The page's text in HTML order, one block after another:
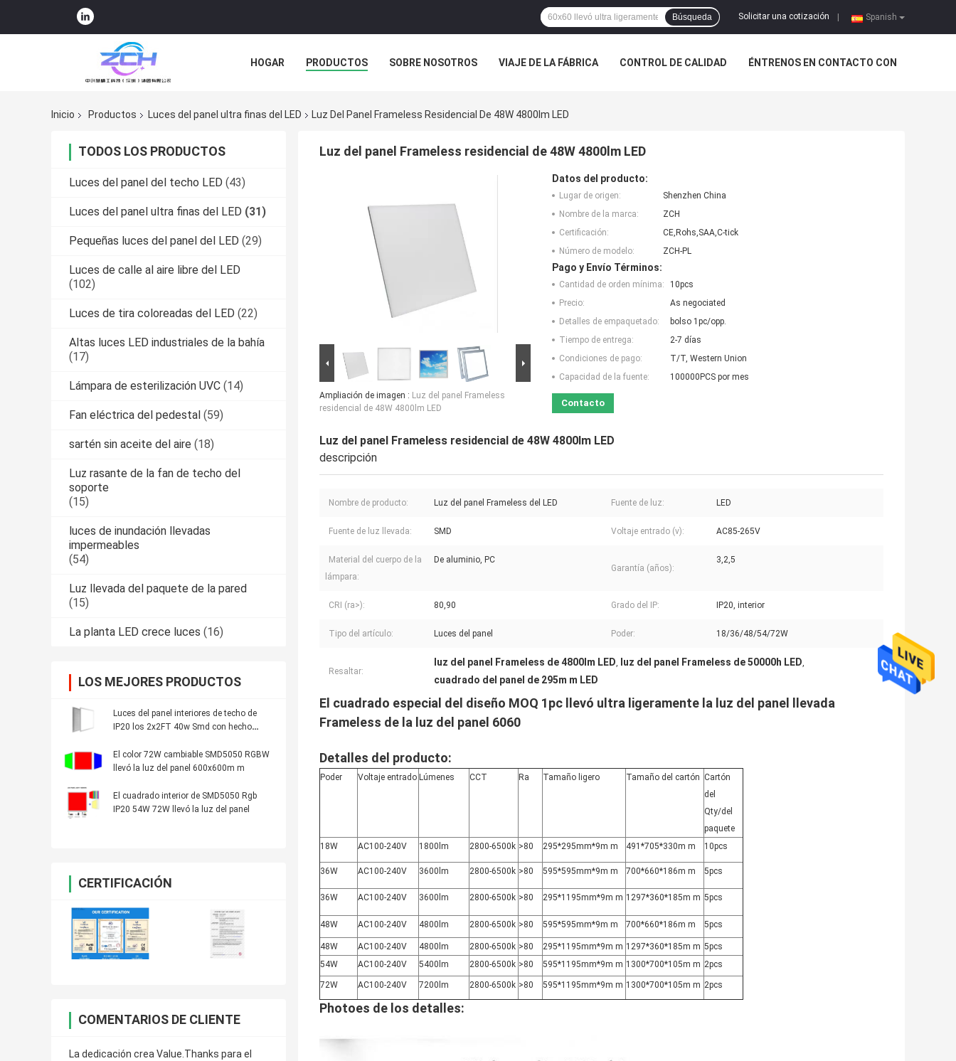
Spanish
Solicitar una cotización
Búsqueda
HOGAR PRODUCTOS SOBRE NOSOTROS VIAJE DE LA FÁBRICA CONTROL DE CALIDAD ÉNTRENOS EN CONTACTO CON
Inicio
Productos Luces del panel ultra finas del LED Luz Del Panel Frameless Residencial De 48W 4800lm LED
TODOS LOS PRODUCTOS
Luces del panel del techo LED (43)
Luces del panel ultra finas del LED (31)
Pequeñas luces del panel del LED (29)
Luces de calle al aire libre del LED
(102)
Luces de tira coloreadas del LED (22)
Altas luces LED industriales de la bahía
(17)
Lámpara de esterilización UVC (14)
Fan eléctrica del pedestal (59)
sartén sin aceite del aire (18)
Luz rasante de la fan de techo del
soporte
(15)
luces de inundación llevadas
impermeables
(54)
Luz llevada del paquete de la pared
(15)
La planta LED crece luces (16)
LOS MEJORES PRODUCTOS
Luces del panel interiores de techo de
IP20 los 2x2FT 40w Smd con hecho
El color 72W cambiable SMD5050 RGBW
llevó la luz del panel 600x600m m
El cuadrado interior de SMD5050 Rgb
IP20 54W 72W llevó la luz del panel
CERTIFICACIÓN
COMENTARIOS DE CLIENTE
La dedicación crea Value.Thanks para el
Luz del panel Frameless residencial de 48W 4800lm LED
Ampliación de imagen : Luz del panel Frameless
residencial de 48W 4800lm LED
Datos del producto:
Lugar de origen:
Shenzhen China
Nombre de la marca:
ZCH
Certificación:
CE,Rohs,SAA,C-tick
Número de modelo:
ZCH-PL
Pago y Envío Términos:
Cantidad de orden mínima:
10pcs
Precio:
As negociated
Detalles de empaquetado:
bolso 1pc/opp.
Tiempo de entrega:
2-7 días
Condiciones de pago:
T/T, Western Union
Capacidad de la fuente:
100000PCS por mes
Contacto
Luz del panel Frameless residencial de 48W 4800lm LED
descripción
Nombre de producto: Luz del panel Frameless del LED Fuente de luz: LED
Fuente de luz llevada: SMD Voltaje entrado (v): AC85-265V
Material del cuerpo de la
lámpara:
De aluminio, PC
Garantía (años):
3,2,5
CRI (ra>): 80,90 Grado del IP: IP20, interior
Tipo del artículo: Luces del panel Poder: 18/36/48/54/72W
Resaltar:
luz del panel Frameless de 4800lm LED, luz del panel Frameless de 50000h LED,
cuadrado del panel de 295m m LED
El cuadrado especial del diseño MOQ 1pc llevó ultra ligeramente la luz del panel llevada
Frameless de la luz del panel 6060
Detalles del producto:
Poder Voltaje entrado Lúmenes CCT Ra Tamaño ligero Tamaño del cartón Cartón
del
Qty/del
paquete
18W
AC100-240V 1800lm 2800-6500k >80 295*295mm*9m m 491*705*330m m 10pcs
36W AC100-240V 3600lm 2800-6500k >80 595*595mm*9m m 700*660*186m m 5pcs
36W AC100-240V 3600lm 2800-6500k >80 295*1195mm*9m m 1297*360*185m m 5pcs
48W AC100-240V 4800lm 2800-6500k >80 595*595mm*9m m 700*660*186m m 5pcs
48W AC100-240V 4800lm 2800-6500k >80 295*1195mm*9m m 1297*360*185m m 5pcs
54W
AC100-240V 5400lm 2800-6500k >80 595*1195mm*9m m 1300*700*105m m 2pcs
72W AC100-240V 7200lm 2800-6500k >80 595*1195mm*9m m 1300*700*105m m 2pcs
Photoes de los detalles: